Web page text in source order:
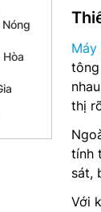
Máy
thị
tính
sát,
Với